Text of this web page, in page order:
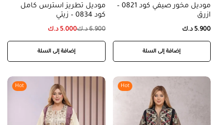
موديل مخور صيفي كود 0821 –
ازرق
5.900 د.ك
إضافة إلى السلة
موديل تطريز استرس كامل
كود 0834 – زيتي
6.900 د.ك5.000 د.ك
إضافة إلى السلة
Hot
Hot